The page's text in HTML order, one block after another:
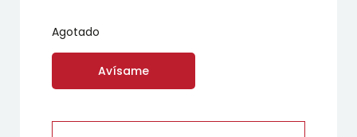
Agotado
Avísame